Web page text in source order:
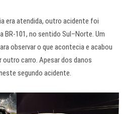
era atendida, outro acidente foi
BR-101, no sentido Sul–Norte. Um
observar o que acontecia e acabou
carro. Apesar dos danos
segundo acidente.